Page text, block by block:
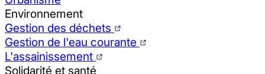
Environnement
Gestion des déchets
Gestion de l'eau courante
L'assainissement
Solidarité et santé